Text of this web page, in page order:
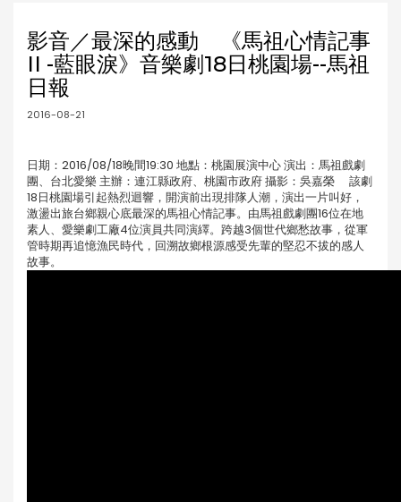
影音／最深的感動 《馬祖心情記事
II -藍眼淚》音樂劇18日桃園場--馬祖
日報
2016-08-21
日期：2016/08/18晚間19:30 地點：桃園展演中心 演出：馬祖戲劇
團、台北愛樂 主辦：連江縣政府、桃園市政府 攝影：吳嘉榮 該劇
18日桃園場引起熱烈迴響，開演前出現排隊人潮，演出一片叫好，
激盪出旅台鄉親心底最深的馬祖心情記事。由馬祖戲劇團16位在地
素人、愛樂劇工廠4位演員共同演繹。跨越3個世代鄉愁故事，從軍
管時期再追憶漁民時代，回溯故鄉根源感受先輩的堅忍不拔的感人
故事。